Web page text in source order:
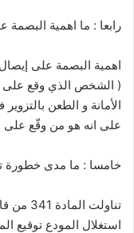
رابعا : ما اهمية البصمة
اهمية البصمة على
( الشخص الذي وقع على
الأمانة و الطعن
على انه هو من وقّع على
خامسا : ما مدى خطورة
استغلال المودع توقيع